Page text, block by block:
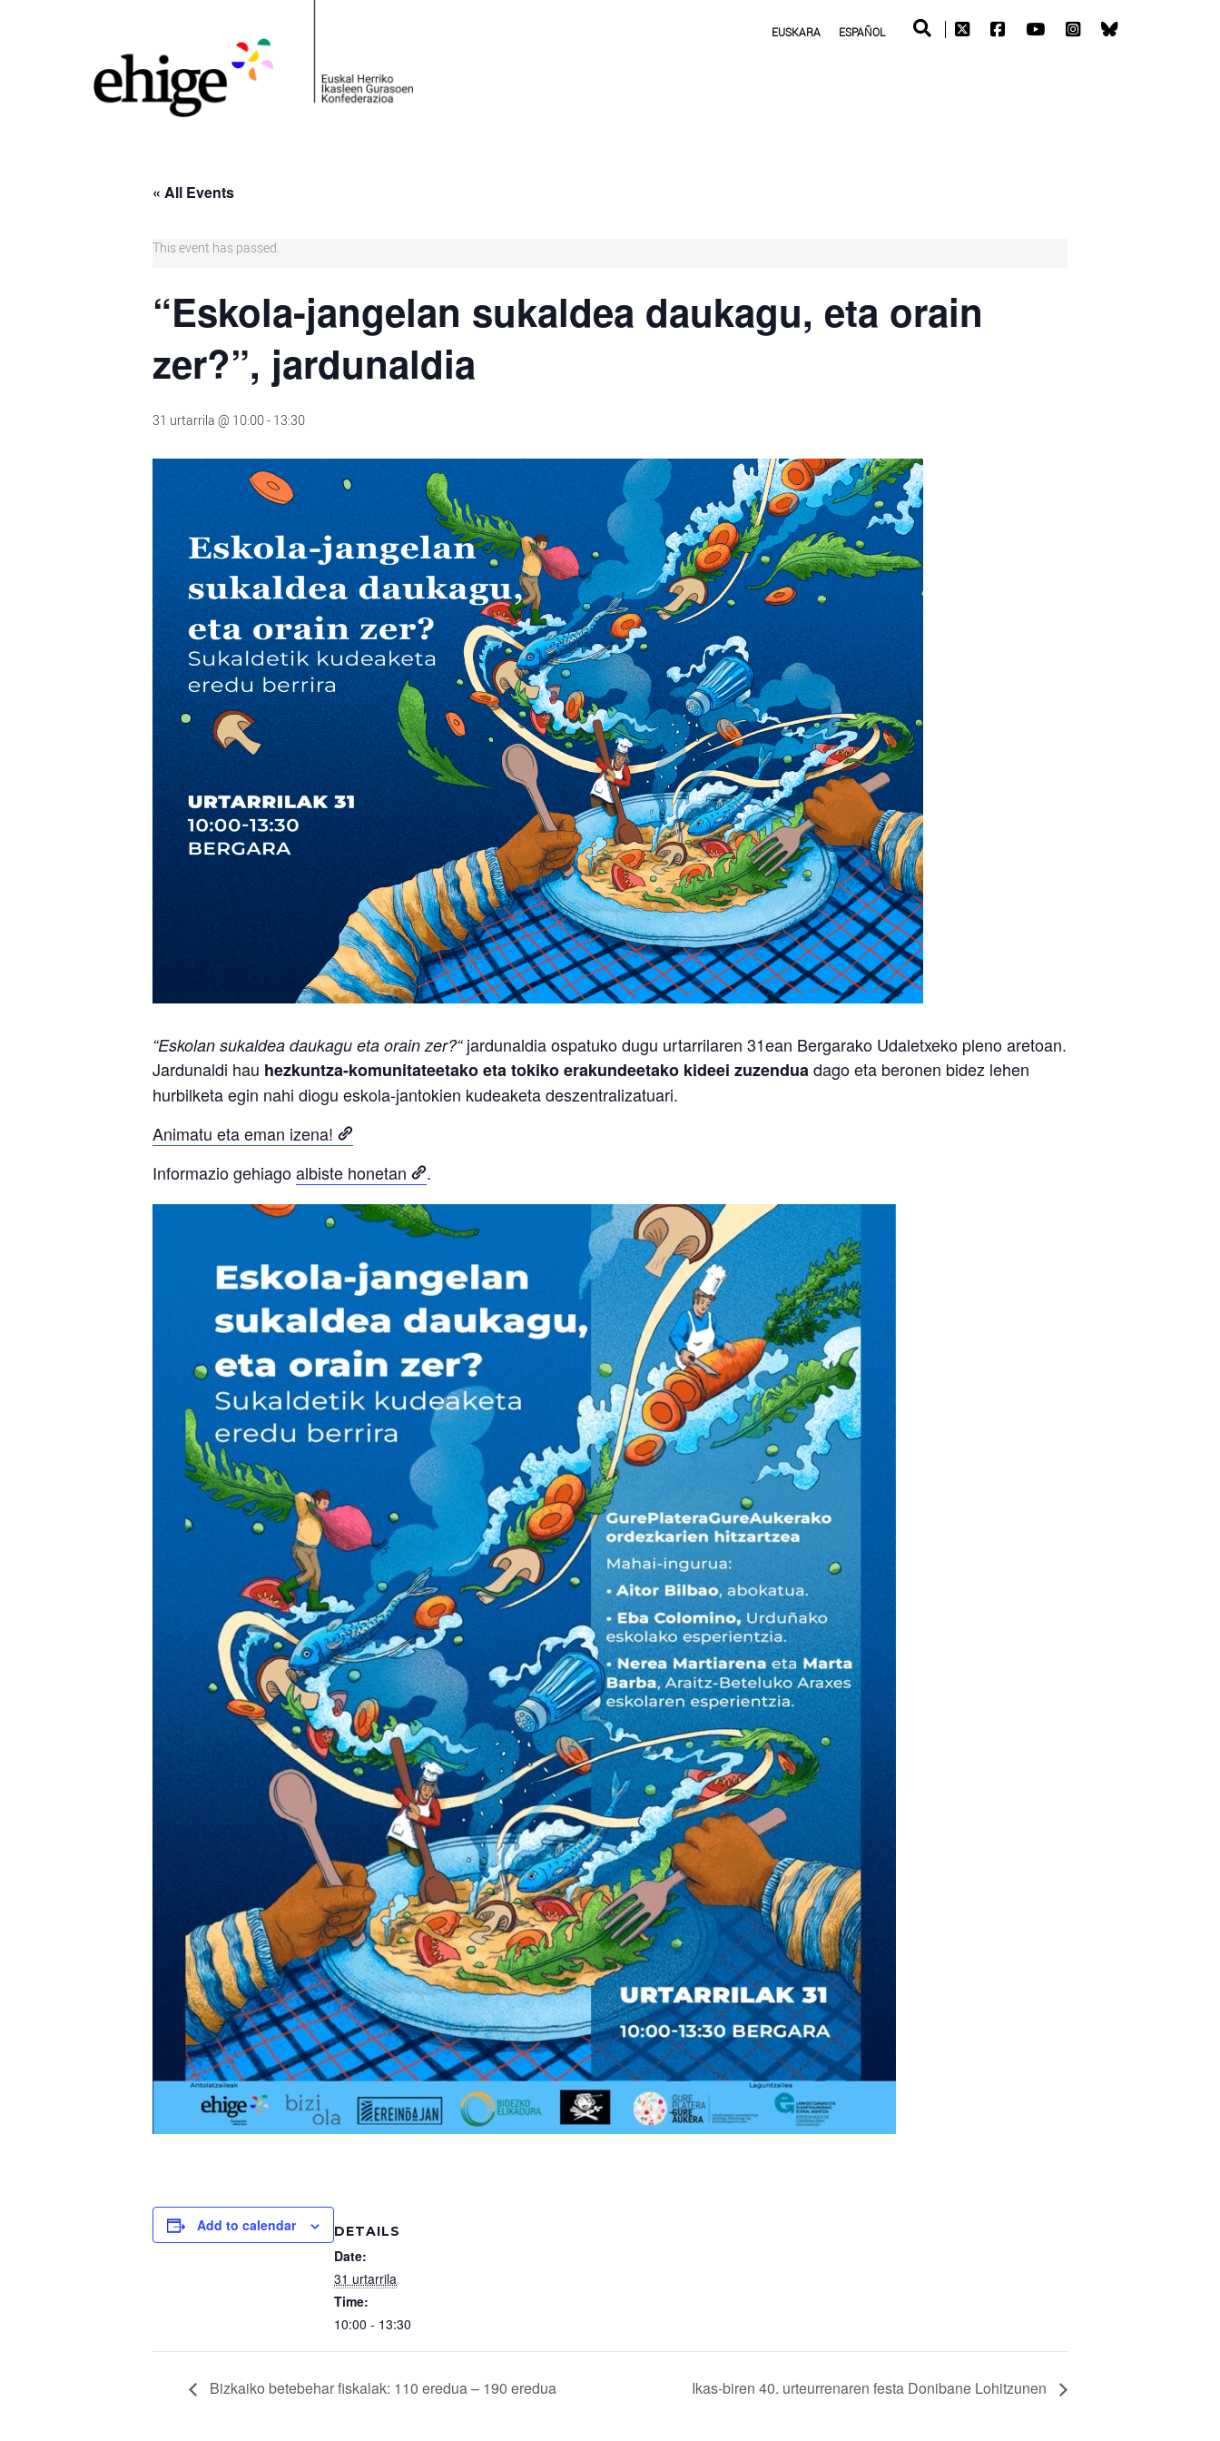
EUSKARA ESPAÑOL
« All Events
This event has passed.
“Eskola-jangelan sukaldea daukagu, eta orain
zer?”, jardunaldia
31 urtarrila @ 10:00- 13:30
“Eskolan sukaldea daukagu eta orain zer?“jardunaldia ospatuko dugu urtarrilaren 31ean Bergarako Udaletxeko pleno aretoan.
Jardunaldi hau hezkuntza-komunitateetako eta tokiko erakundeetako kideei zuzenduadago eta beronen bidez lehen
hurbilketa egin nahi diogu eskola-jantokien kudeaketa deszentralizatuari.
Animatu eta eman izena!
Informazio gehiagoalbiste honetan .
Add to calendar DETAILS
Date:
31 urtarrila
Time:
10:00 - 13:30
Bizkaiko betebehar fiskalak: 110 eredua – 190 eredua Ikas-biren 40. urteurrenaren festa Donibane Lohitzunen